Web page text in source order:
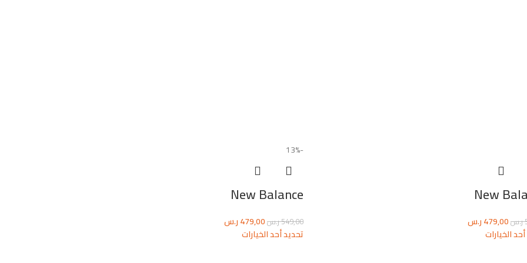
New
ر.س479,00ر.س
الخيارات
-13%
New Balance
549,00ر.س479,00ر.س
تحديد أحد الخيارات